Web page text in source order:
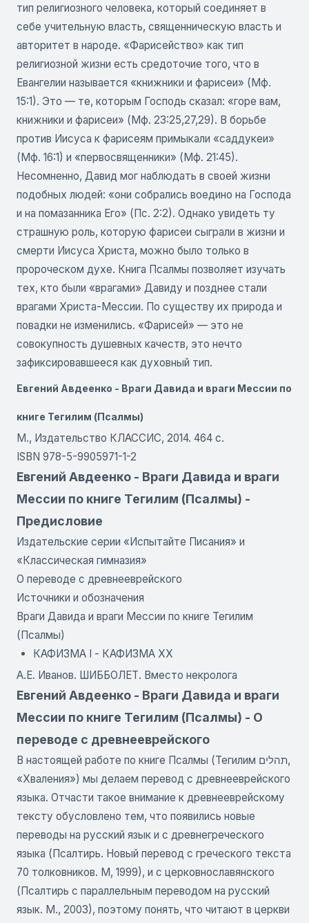
тип религиозного человека, который соединяет в
себе учительную власть, священническую власть и
авторитет в народе. «Фарисейство» как тип
религиозной жизни есть средоточие того, что в
Евангелии называется «книжники и фарисеи» (Мф.
15:1). Это — те, которым Господь сказал: «горе вам,
книжники и фарисеи» (Мф. 23:25,27,29). В борьбе
против Иисуса к фарисеям примыкали «саддукеи»
(Мф. 16:1) и «первосвященники» (Мф. 21:45).
Несомненно, Давид мог наблюдать в своей жизни
подобных людей: «они собрались воедино на Господа
и на помазанника Его» (Пс. 2:2). Однако увидеть ту
страшную роль, которую фарисеи сыграли в жизни и
смерти Иисуса Христа, можно было только в
пророческом духе. Книга Псалмы позволяет изучать
тех, кто были «врагами» Давиду и позднее стали
врагами Христа-Мессии. По существу их природа и
повадки не изменились. «Фарисей» — это не
совокупность душевных качеств, это нечто
зафиксировавшееся как духовный тип.
Евгений Авдеенко - Враги Давида и враги Мессии по
книге Тегилим (Псалмы)
М., Издательство КЛАССИС, 2014. 464 с.
ISBN 978-5-9905971-1-2
Евгений Авдеенко - Враги Давида и враги
Мессии по книге Тегилим (Псалмы) -
Предисловие
Издательские серии «Испытайте Писания» и
«Классическая гимназия»
О переводе с древнееврейского
Источники и обозначения
Враги Давида и враги Мессии по книге Тегилим
(Псалмы)
КАФИЗМА І - КАФИЗМА XX
А.Е. Иванов. ШИББОЛЕТ. Вместо некролога
Евгений Авдеенко - Враги Давида и враги
Мессии по книге Тегилим (Псалмы) - О
переводе с древнееврейского
В настоящей работе по книге Псалмы (Тегилим תהלים,
«Хваления») мы делаем перевод с древнееврейского
языка. Отчасти такое внимание к древнееврейскому
тексту обусловлено тем, что появились новые
переводы на русский язык и с древнегреческого
языка (Псалтирь. Новый перевод с греческого текста
70 толковников. М, 1999), и с церковнославянского
(Псалтирь с параллельным переводом на русский
язык. М., 2003), поэтому понять, что читают в церкви